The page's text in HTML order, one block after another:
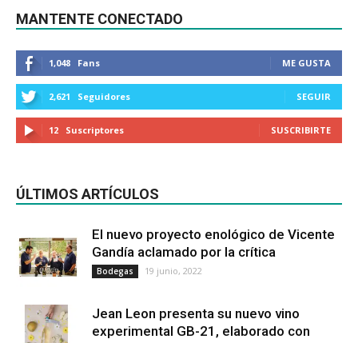
MANTENTE CONECTADO
1,048 Fans ME GUSTA
2,621 Seguidores SEGUIR
12 Suscriptores SUSCRIBIRTE
ÚLTIMOS ARTÍCULOS
El nuevo proyecto enológico de Vicente
Gandía aclamado por la crítica
Bodegas 19 junio, 2022
Jean Leon presenta su nuevo vino
experimental GB-21, elaborado con